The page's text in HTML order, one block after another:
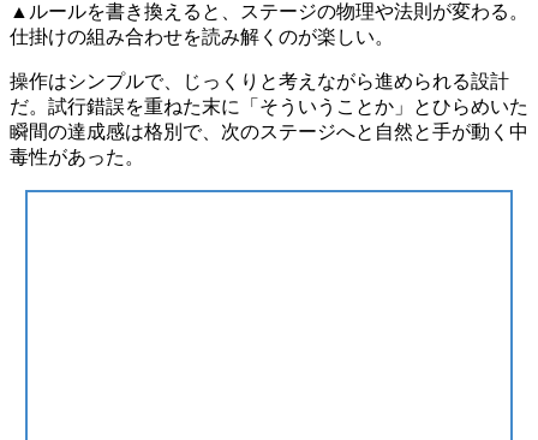
▲ルールを書き換えると、ステージの物理や法則が変わる。
仕掛けの組み合わせを読み解くのが楽しい。
操作はシンプルで、じっくりと考えながら進められる設計
だ。試行錯誤を重ねた末に「そういうことか」とひらめいた
瞬間の達成感は格別で、 次のステージへと自然と手が動く中
毒性があった。